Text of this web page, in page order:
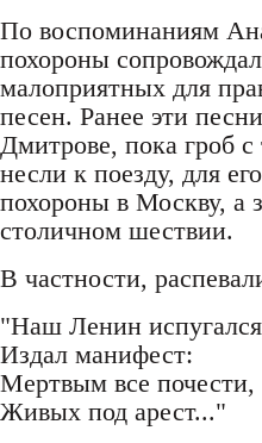
По воспоминаниям
похороны
малоприятных для
песен. Ранее эти
Дмитрове, пока гроб с
несли к поезду, для
похороны в Москву, а
столичном шествии.
В частности,
"Наш Ленин
Издал манифест:
Мертвым все почести,
Живых под арест..."